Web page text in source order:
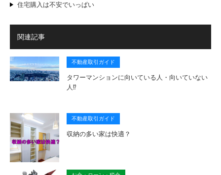
住宅購入は不安でいっぱい
関連記事
不動産取引ガイド
タワーマンションに向いている人・向いていない
人⁉
不動産取引ガイド
収納の多い家は快適？